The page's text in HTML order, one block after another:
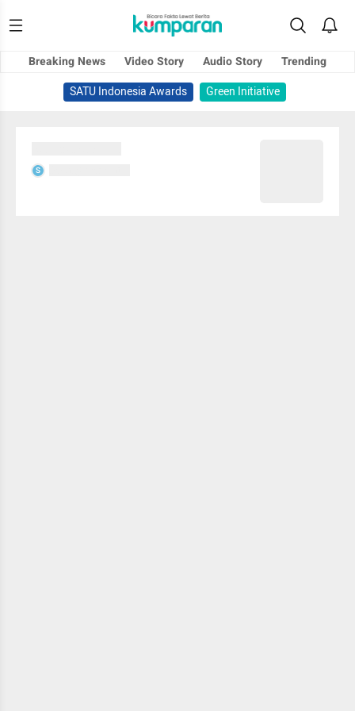
Breaking News Video Story Audio Story
Trending
SATU Indonesia Awards
Green Initiative
S